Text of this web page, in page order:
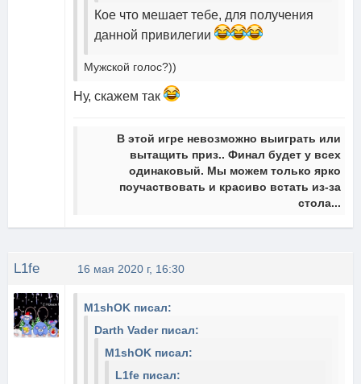
Кое что мешает тебе, для получения
данной привилегии
Мужской голос?))
Ну, скажем так
В этой игре невозможно выиграть или
вытащить приз.. Финал будет у всех
одинаковый. Мы можем только ярко
поучаствовать и красиво встать из-за
стола...
L1fe 16 мая 2020 г, 16:30
M1shOK писал:
Darth Vader писал:
M1shOK писал:
L1fe писал: